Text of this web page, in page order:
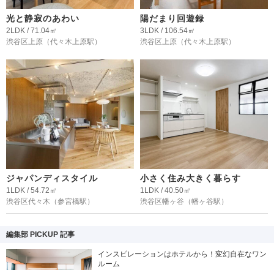
光と静寂のあわい
2LDK / 71.04㎡
渋谷区上原 （代々木上原駅）
陽だまり回遊録
3LDK / 106.54㎡
渋谷区上原 （代々木上原駅）
ジャパンディスタイル
1LDK / 54.72㎡
渋谷区代々木 （参宮橋駅）
小さく住み大きく暮らす
1LDK / 40.50㎡
渋谷区幡ヶ谷 （幡ヶ谷駅）
編集部 PICKUP 記事
インスピレーションはホテルから！変幻自在なワン
ルーム